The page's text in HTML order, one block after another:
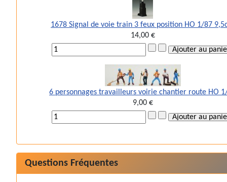
1678 Signal de voie train 3 feux position HO 1/87
14,00 €
6 personnages travailleurs voirie chantier route HO
9,00 €
Questions Fréquentes